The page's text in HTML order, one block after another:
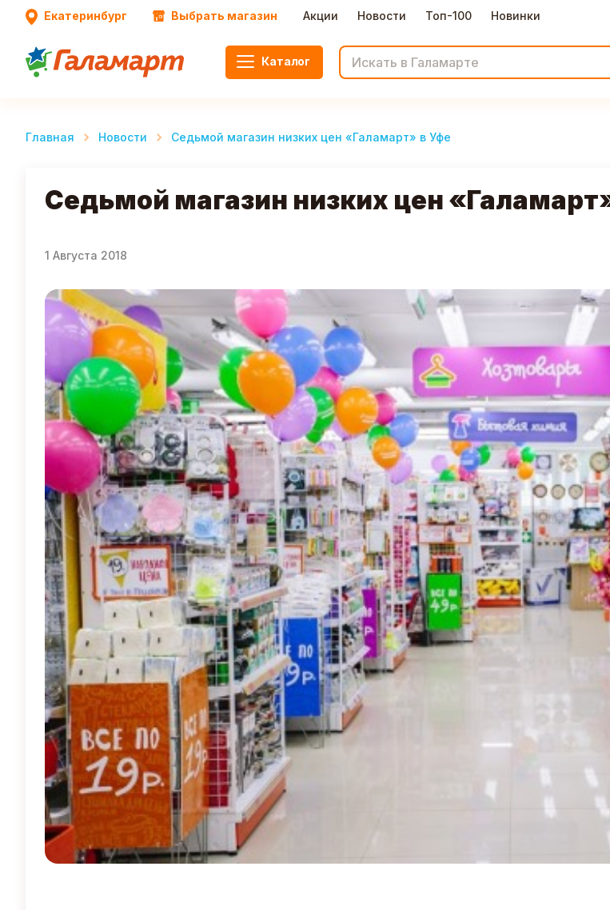
Екатеринбург Выбрать магазин Акции Новости Топ-100 Новинки
Каталог
Главная Новости Седьмой магазин низких цен «Галамарт» в Уфе
Седьмой магазин низких цен
1 Августа 2018